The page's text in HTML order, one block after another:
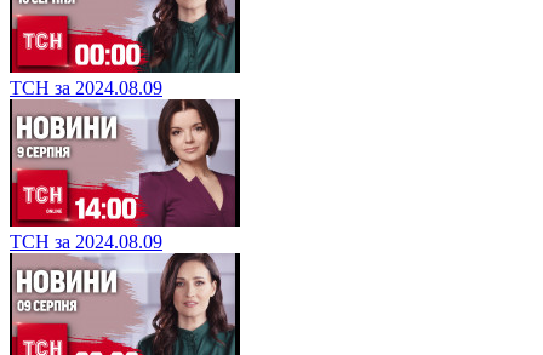
ТСН за 2024.08.09
ТСН за 2024.08.09